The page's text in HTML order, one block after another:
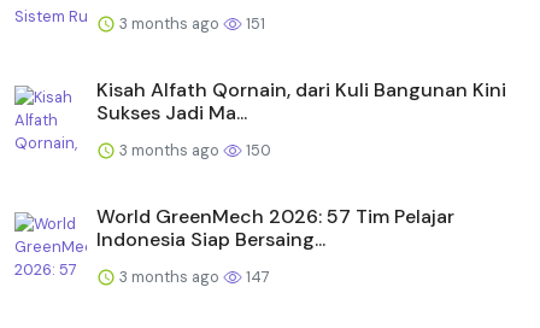
3 months ago 151
Kisah Alfath Qornain, dari Kuli Bangunan Kini
Sukses Jadi Ma...
3 months ago 150
World GreenMech 2026: 57 Tim Pelajar
Indonesia Siap Bersaing...
3 months ago 147